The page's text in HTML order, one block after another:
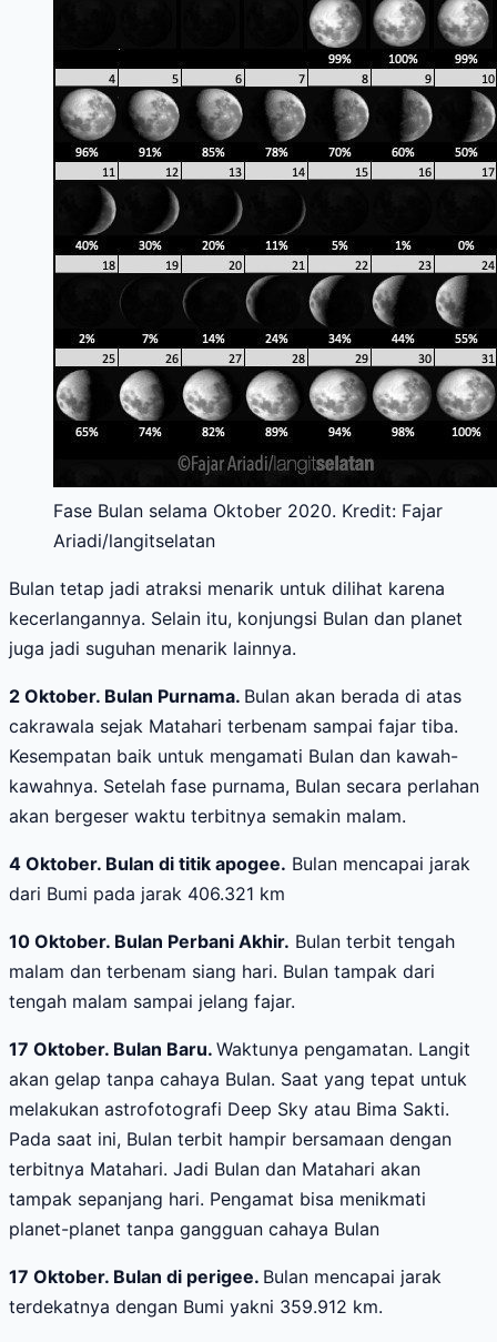
Fase Bulan selama Oktober 2020. Kredit: Fajar
Ariadi/langitselatan
Bulan tetap jadi atraksi menarik untuk dilihat karena
kecerlangannya. Selain itu, konjungsi Bulan dan planet
juga jadi suguhan menarik lainnya.
2 Oktober. Bulan Purnama. Bulan akan berada di atas
cakrawala sejak Matahari terbenam sampai fajar tiba.
Kesempatan baik untuk mengamati Bulan dan kawah-
kawahnya. Setelah fase purnama, Bulan secara perlahan
akan bergeser waktu terbitnya semakin malam.
4 Oktober. Bulan di titik apogee. Bulan mencapai jarak
dari Bumi pada jarak 406.321 km
10 Oktober. Bulan Perbani Akhir. Bulan terbit tengah
malam dan terbenam siang hari. Bulan tampak dari
tengah malam sampai jelang fajar.
17 Oktober. Bulan Baru. Waktunya pengamatan. Langit
akan gelap tanpa cahaya Bulan. Saat yang tepat untuk
melakukan astrofotografi Deep Sky atau Bima Sakti.
Pada saat ini, Bulan terbit hampir bersamaan dengan
terbitnya Matahari. Jadi Bulan dan Matahari akan
tampak sepanjang hari. Pengamat bisa menikmati
planet-planet tanpa gangguan cahaya Bulan
17 Oktober. Bulan di perigee. Bulan mencapai jarak
terdekatnya dengan Bumi yakni 359.912 km.